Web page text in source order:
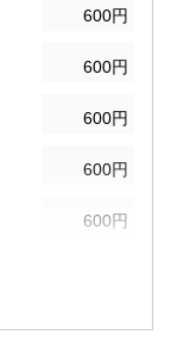
600円
600円
600円
600円
600円